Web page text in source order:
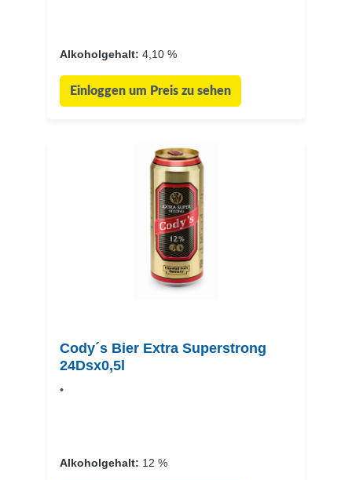
Alkoholgehalt: 4,10 %
Einloggen um Preis zu sehen
Cody´s Bier Extra Superstrong
24Dsx0,5l
•
Alkoholgehalt: 12 %